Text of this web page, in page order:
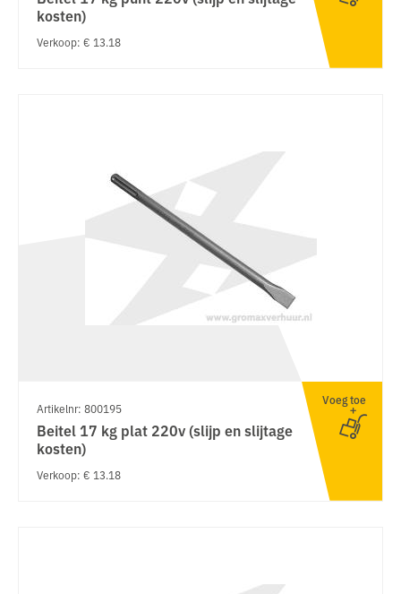
kosten)
Verkoop: € 13.18
Artikelnr: 800195
Beitel 17 kg plat 220v (slijp en slijtage
kosten)
Verkoop: € 13.18
Voeg toe